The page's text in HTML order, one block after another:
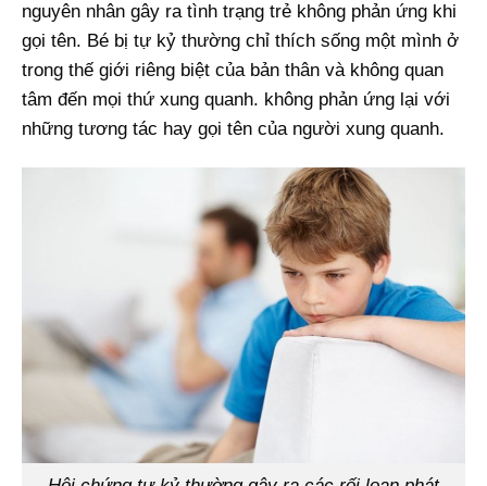
nguyên nhân gây ra tình trạng trẻ không phản ứng khi
gọi tên. Bé bị tự kỷ thường chỉ thích sống một mình ở
trong thế giới riêng biệt của bản thân và không quan
tâm đến mọi thứ xung quanh. không phản ứng lại với
những tương tác hay gọi tên của người xung quanh.